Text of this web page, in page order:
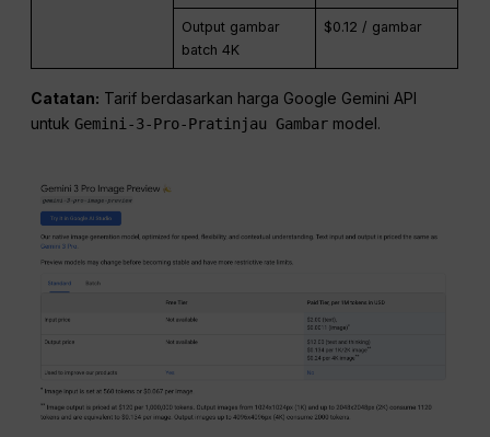
Output gambar
batch 4K
$0.12 / gambar
Catatan: Tarif berdasarkan harga Google Gemini API
untuk Gemini-3-Pro-Pratinjau Gambar model.